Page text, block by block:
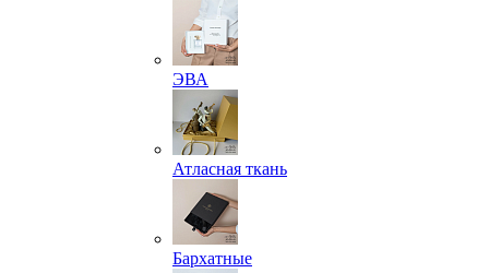
ЭВА
Атласная ткань
Бархатные